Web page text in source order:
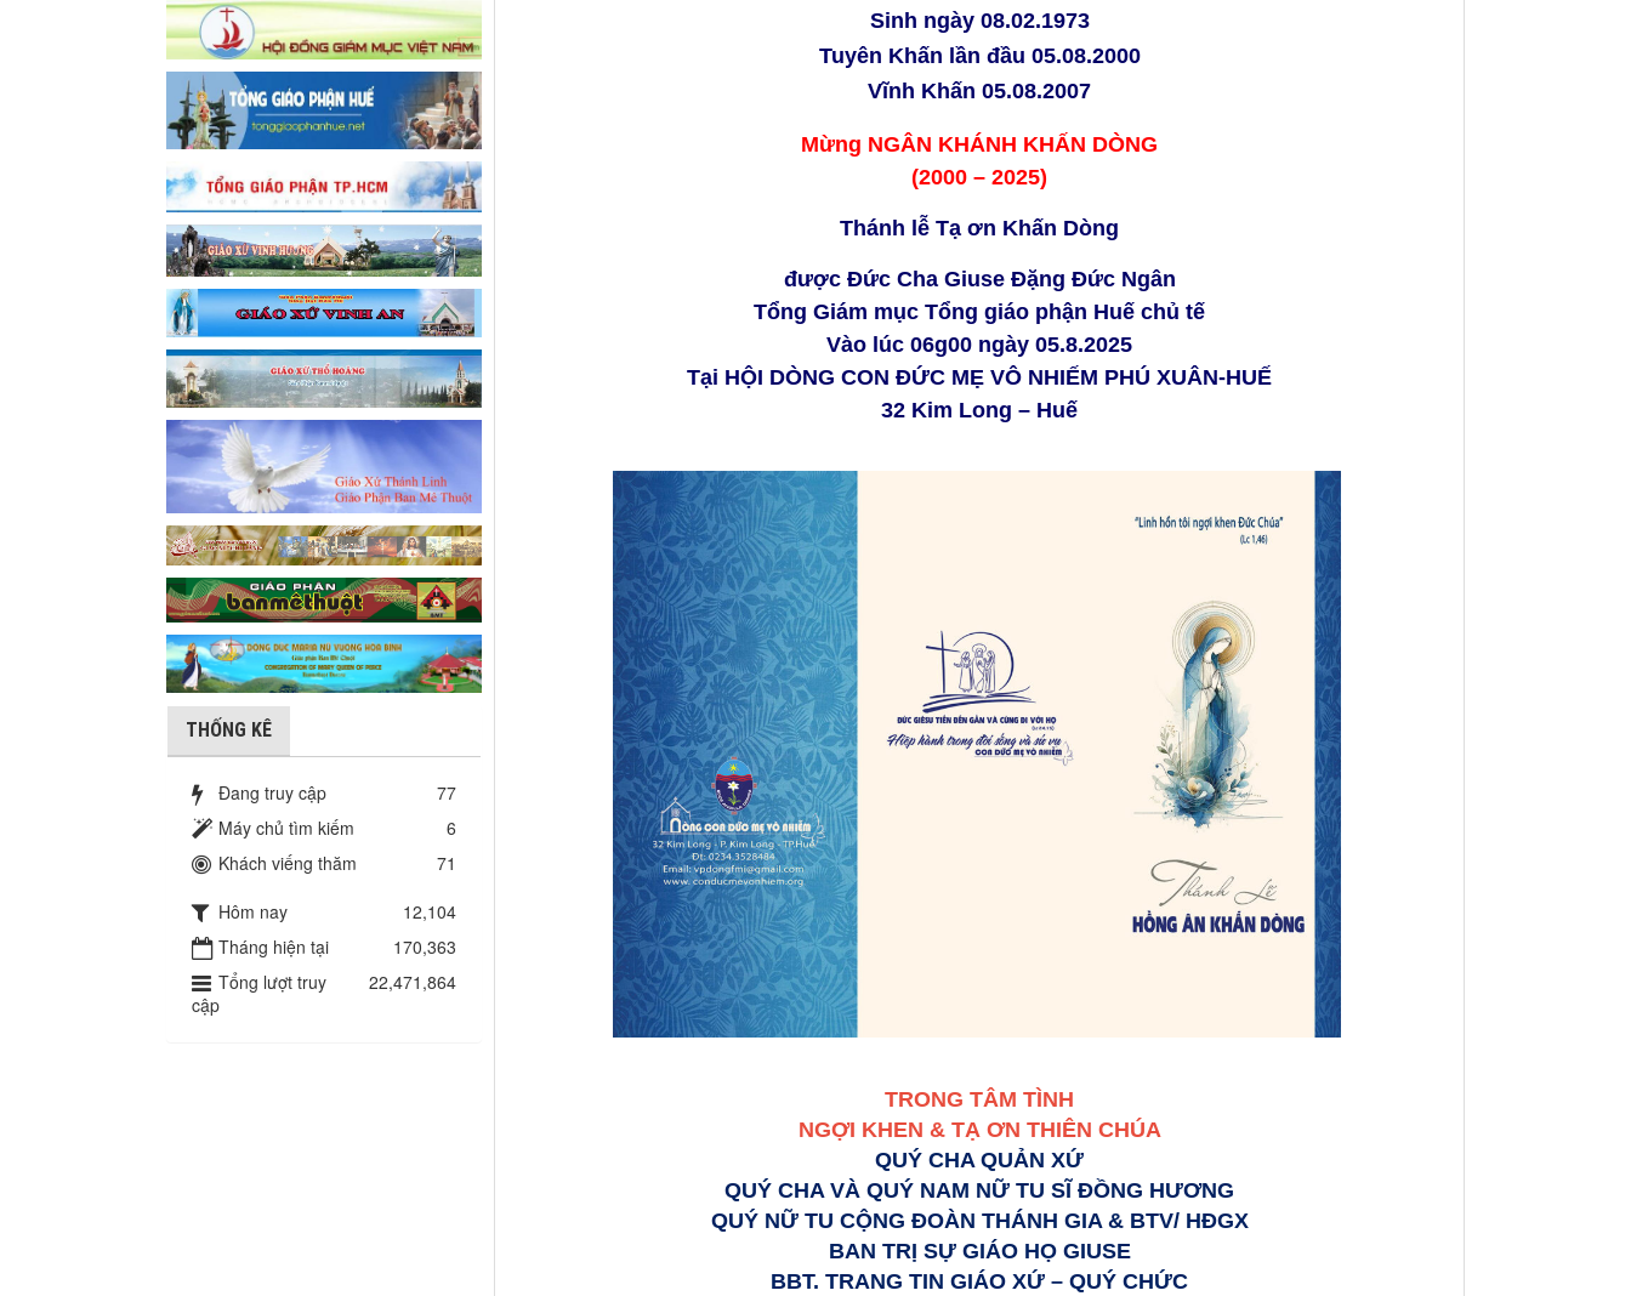
Sinh ngày 08.02.1973
Tuyên Khấn lần đầu 05.08.2000
Vĩnh Khấn 05.08.2007
Mừng NGÂN KHÁNH KHẤN DÒNG
(2000 – 2025)
Thánh lễ Tạ ơn Khấn Dòng
được Đức Cha Giuse Đặng Đức Ngân
Tổng Giám mục Tổng giáo phận Huế chủ tế
Vào lúc 06g00 ngày 05.8.2025
Tại HỘI DÒNG CON ĐỨC MẸ VÔ NHIẾM PHÚ XUÂN-HUẾ
32 Kim Long – Huế
TRONG TÂM TÌNH
NGỢI KHEN & TẠ ƠN THIÊN CHÚA
QUÝ CHA QUẢN XỨ
QUÝ CHA VÀ QUÝ NAM NỮ TU SĨ ĐỒNG HƯƠNG
QUÝ NỮ TU CỘNG ĐOÀN THÁNH GIA & BTV/ HĐGX
BAN TRỊ SỰ GIÁO HỌ GIUSE
BBT. TRANG TIN GIÁO XỨ – QUÝ CHỨC
THỐNG KÊ
Đang truy cập
77
Máy chủ tìm kiếm
6
Khách viếng thăm
71
Hôm nay
12,104
Tháng hiện tại
170,363
Tổng lượt truy
cập
22,471,864